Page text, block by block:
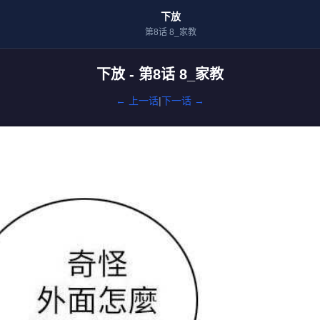
下放
第8话 8_家教
下放 - 第8话 8_家教
← 上一话|下一话 →